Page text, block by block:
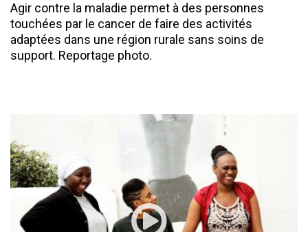
Agir contre la maladie permet à des personnes
touchées par le cancer de faire des activités
adaptées dans une région rurale sans soins de
support. Reportage photo.